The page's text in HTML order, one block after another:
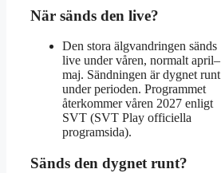
När sänds den live?
Den stora älgvandringen sänds
live under våren, normalt april–
maj. Sändningen är dygnet runt
under perioden. Programmet
återkommer våren 2027 enligt
SVT (SVT Play officiella
programsida).
Sänds den dygnet runt?